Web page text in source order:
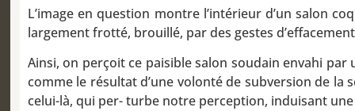
L’image en question montre l’intérieur d’un salon
largement frotté, brouillé, par des gestes
Ainsi, on perçoit ce paisible salon soudain envahi
comme le résultat d’une volonté de subversion de la
celui-là, qui per- turbe notre perception, induisant